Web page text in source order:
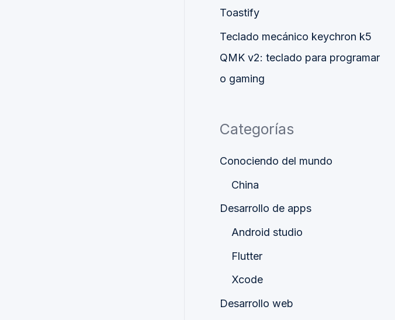
Toastify
Teclado mecánico keychron k5
QMK v2: teclado para programar
o gaming
Categorías
Conociendo del mundo
China
Desarrollo de apps
Android studio
Flutter
Xcode
Desarrollo web